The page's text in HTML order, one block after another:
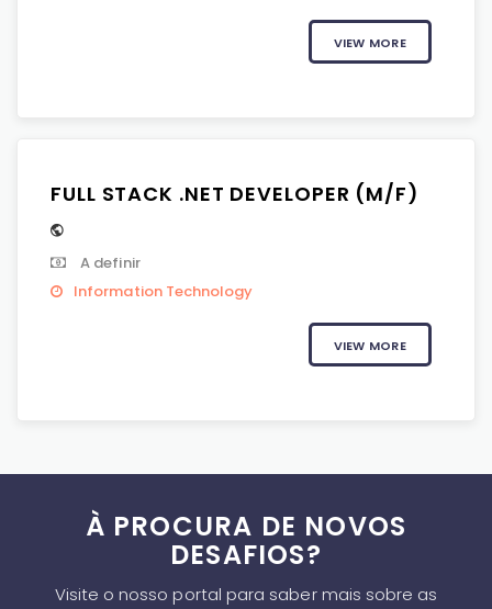
VIEW MORE
FULL STACK .NET DEVELOPER (M/F)
A definir
Information Technology
VIEW MORE
À PROCURA DE NOVOS
DESAFIOS?
Visite o nosso portal para saber mais sobre as